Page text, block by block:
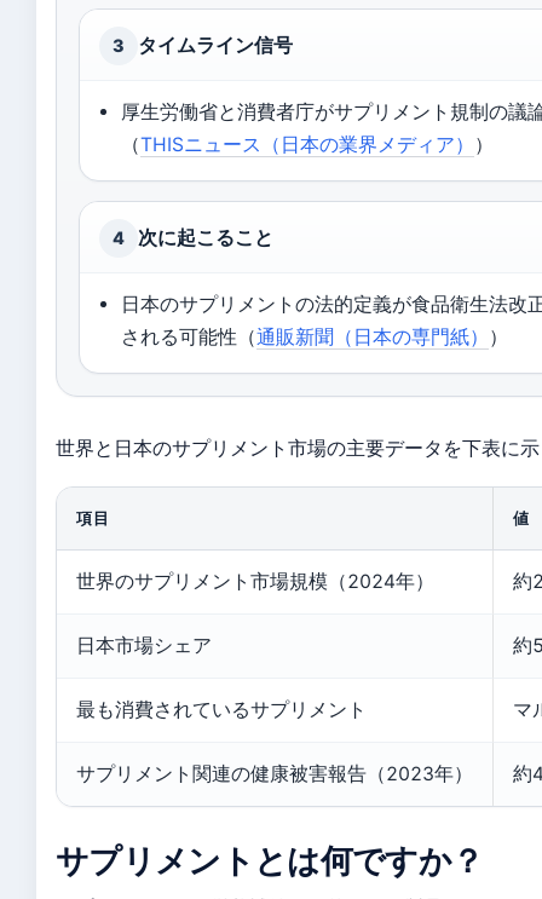
3 タイムライン信号
厚生労働省と消費者庁がサプリメント規制の議
（THISニュース（日本の業界メディア） ）
4 次に起こること
日本のサプリメントの法的定義が食品衛生法改
される可能性（通販新聞（日本の専門紙） ）
世界と日本のサプリメント市場の主要データを下表に
項目 値
世界のサプリメント市場規模（2024年） 約
日本市場シェア 約
最も消費されているサプリメント マ
サプリメント関連の健康被害報告（2023年） 約
サプリメントとは何ですか？